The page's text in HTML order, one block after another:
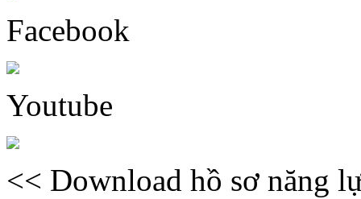
Facebook
Youtube
<< Download hồ sơ năng